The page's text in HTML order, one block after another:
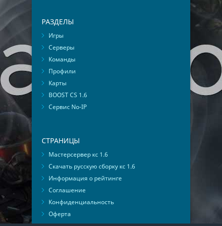
РАЗДЕЛЫ
Игры
Серверы
Команды
Профили
Карты
BOOST CS 1.6
Сервис No-IP
СТРАНИЦЫ
Мастерсервер кс 1.6
Скачать русскую сборку кс 1.6
Информация о рейтинге
Соглашение
Конфиденциальность
Оферта